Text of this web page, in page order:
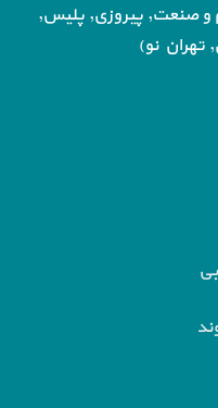
و صنعت, پیروزی, پلیس,
تهران نو)